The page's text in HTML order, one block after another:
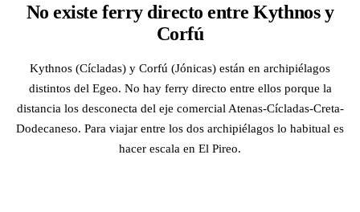
No existe ferry directo entre Kythnos y
Corfú
Kythnos (Cícladas) y Corfú (Jónicas) están en archipiélagos
distintos del Egeo. No hay ferry directo entre ellos porque la
distancia los desconecta del eje comercial Atenas-Cícladas-Creta-
Dodecaneso. Para viajar entre los dos archipiélagos lo habitual es
hacer escala en El Pireo.